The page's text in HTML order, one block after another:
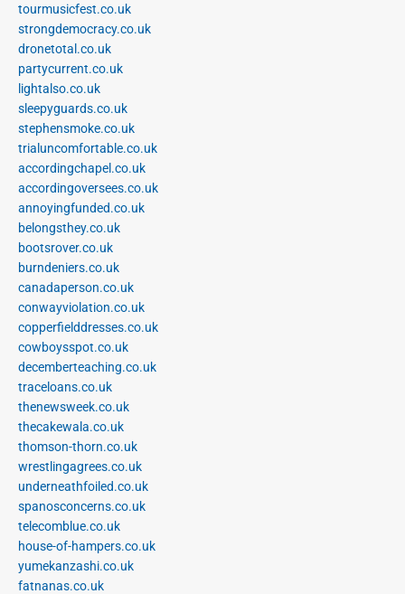
tourmusicfest.co.uk
strongdemocracy.co.uk
dronetotal.co.uk
partycurrent.co.uk
lightalso.co.uk
sleepyguards.co.uk
stephensmoke.co.uk
trialuncomfortable.co.uk
accordingchapel.co.uk
accordingoversees.co.uk
annoyingfunded.co.uk
belongsthey.co.uk
bootsrover.co.uk
burndeniers.co.uk
canadaperson.co.uk
conwayviolation.co.uk
copperfielddresses.co.uk
cowboysspot.co.uk
decemberteaching.co.uk
traceloans.co.uk
thenewsweek.co.uk
thecakewala.co.uk
thomson-thorn.co.uk
wrestlingagrees.co.uk
underneathfoiled.co.uk
spanosconcerns.co.uk
telecomblue.co.uk
house-of-hampers.co.uk
yumekanzashi.co.uk
fatnanas.co.uk